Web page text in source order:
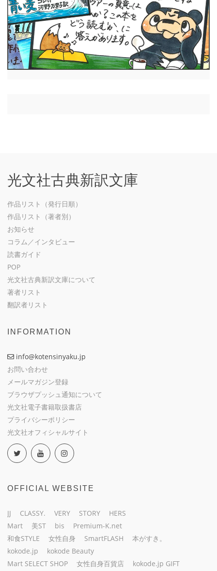
光文社古典新訳文庫
作品リスト（発行日順）
作品リスト（著者別）
お知らせ
コラム／インタビュー
読書ガイド
POP
光文社古典新訳文庫について
著者リスト
翻訳者リスト
INFORMATION
info@kotensinyaku.jp
お問い合わせ
メールマガジン登録
ブラウザプッシュ通知について
光文社電子書籍取扱書店
プライバシーポリシー
光文社オフィシャルサイト
OFFICIAL WEBSITE
JJ CLASSY. VERY STORY
HERS
Mart
美ST bis
Premium-K.net
和食STYLE
女性自身 SmartFLASH
本がすき。
kokode.jp
kokode Beauty
Mart SELECT SHOP
女性自身百貨店 kokode.jp GIFT